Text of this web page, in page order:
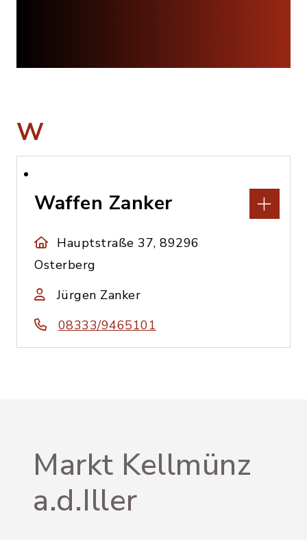
W
Waffen Zanker
Hauptstraße 37, 89296
Osterberg
Jürgen Zanker
08333/9465101
Markt Kellmünz
a.d.Iller